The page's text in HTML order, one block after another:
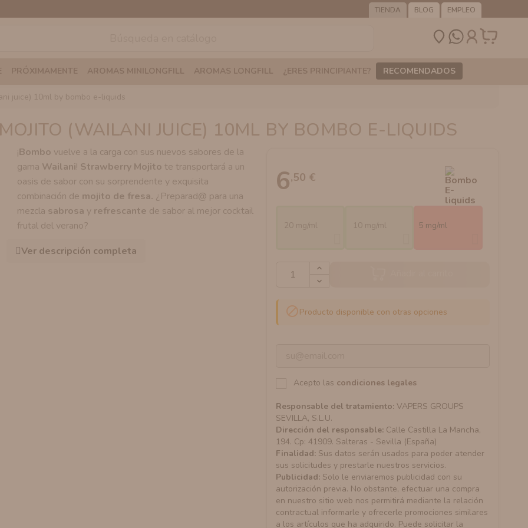
TIENDA BLOG EMPLEO
PRÓXIMAMENTE AROMAS MINILONGFILL AROMAS LONGFILL ¿ERES PRINCIPIANTE? RECOMENDADOS
juice) 10ml by bombo e-liquids
(WAILANI JUICE) 10ML BY BOMBO E-LIQUIDS
¡Bombo vuelve a la carga con sus nuevos sabores de la
gama Wailani! Strawberry Mojito te transportará a un
oasis de sabor con su sorprendente y exquisita
combinación de mojito de fresa. ¿Preparad@ para una
mezcla sabrosa y refrescante de sabor al mejor cocktail
frutal del verano?
Ver descripción completa
6,50 €
20 mg/ml 10 mg/ml 5 mg/ml
Producto disponible con otras opciones
Acepto las condiciones legales
Responsable del tratamiento:VAPERS GROUPS
SEVILLA, S.L.U.
Dirección del responsable:Calle Castilla La Mancha,
194. Cp: 41909. Salteras - Sevilla (España)
Finalidad:Sus datos serán usados para poder atender
sus solicitudes y prestarle nuestros servicios.
Publicidad:Solo le enviaremos publicidad con su
autorización previa. No obstante, efectuar una compra
en nuestro sitio web nos permitirá mediante la relación
contractual informarle y ofrecerle promociones similares
a los artículos que ha adquirido. Puede solicitar la